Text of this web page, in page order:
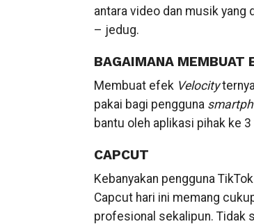
antara video dan musik yang
– jedug.
BAGAIMANA MEMBUAT
Membuat efek Velocity
pakai bagi pengguna
bantu oleh aplikasi pihak ke
CAPCUT
Kebanyakan pengguna
Capcut hari ini memang
profesional sekalipun. Tidak